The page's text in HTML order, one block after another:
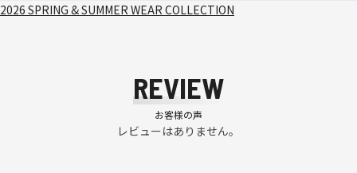
2026 SPRING & SUMMER WEAR COLLECTION
REVIEW
お客様の声
レビューはありません。